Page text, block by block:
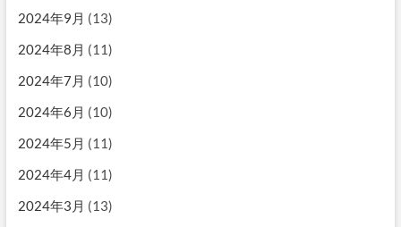
2024年9月 (13)
2024年8月 (11)
2024年7月 (10)
2024年6月 (10)
2024年5月 (11)
2024年4月 (11)
2024年3月 (13)